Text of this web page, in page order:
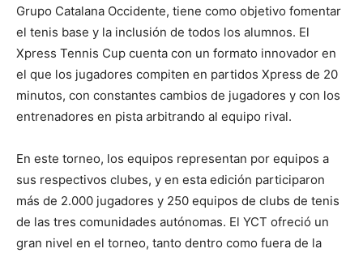
Grupo Catalana Occidente, tiene como objetivo fomentar
el tenis base y la inclusión de todos los alumnos. El
Xpress Tennis Cup cuenta con un formato innovador en
el que los jugadores compiten en partidos Xpress de 20
minutos, con constantes cambios de jugadores y con los
entrenadores en pista arbitrando al equipo rival.
En este torneo, los equipos representan por equipos a
sus respectivos clubes, y en esta edición participaron
más de 2.000 jugadores y 250 equipos de clubs de tenis
de las tres comunidades autónomas. El YCT ofreció un
gran nivel en el torneo, tanto dentro como fuera de la